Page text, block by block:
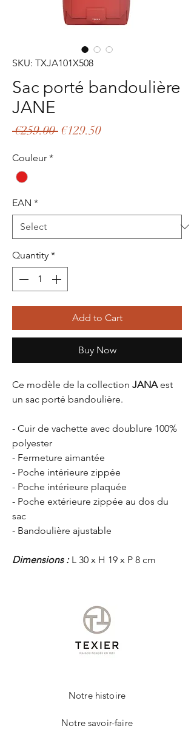
SKU: TXJA101X508
Sac porté bandoulière
JANE
€259.00 Regular
€129.50Sale
Couleur *
EAN *
Quantity *
Add to Cart
Buy Now
Ce modèle de la collection JANAest
un sac porté bandoulière.
- Cuir de vachette avec doublure 100%
polyester
- Fermeture aimantée
- Poche intérieure zippée
- Poche intérieure plaquée
- Poche extérieure zippée au dos du
sac
- Bandoulière ajustable
Dimensions :L 30 x H 19 x P 8 cm
Notre histoire
Notre savoir-faire